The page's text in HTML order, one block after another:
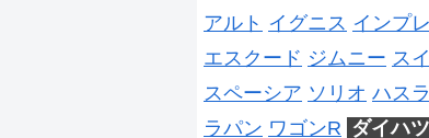
アルト イグニス インプ
エスクード ジムニー ス
スペーシア ソリオ ハス
ラパン ワゴンR ダイハツ